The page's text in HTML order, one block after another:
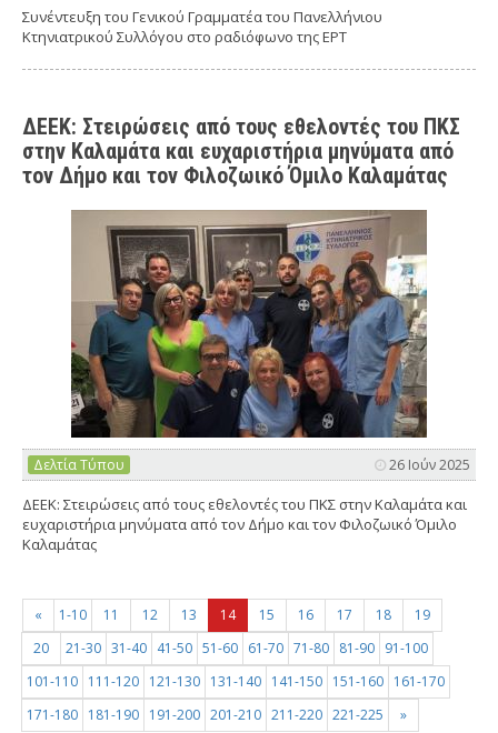
Συνέντευξη του Γενικού Γραμματέα του Πανελλήνιου
Κτηνιατρικού Συλλόγου στο ραδιόφωνο της ΕΡΤ
ΔΕΕΚ: Στειρώσεις από τους εθελοντές του ΠΚΣ
στην Καλαμάτα και ευχαριστήρια μηνύματα από
τον Δήμο και τον Φιλοζωικό Όμιλο Καλαμάτας
Δελτία Τύπου 26 Ιούν 2025
ΔΕΕΚ: Στειρώσεις από τους εθελοντές του ΠΚΣ στην Καλαμάτα και
ευχαριστήρια μηνύματα από τον Δήμο και τον Φιλοζωικό Όμιλο
Καλαμάτας
« 1-10 11 12 13 14 15 16 17 18
19
20
21-30 31-40 41-50 51-60 61-70 71-80 81-90 91-100
101-110 111-120 121-130 131-140 141-150 151-160 161-170
171-180 181-190 191-200 201-210 211-220 221-225 »